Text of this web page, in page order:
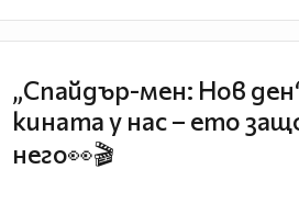
„Спайдър-мен: Нов
кината у нас – ето
него👀🎬